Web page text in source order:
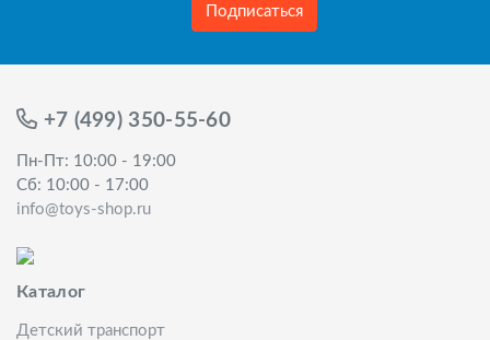
Подписаться
+7 (499) 350-55-60
Пн-Пт: 10:00 - 19:00
Сб: 10:00 - 17:00
info@toys-shop.ru
Каталог
Детский транспорт